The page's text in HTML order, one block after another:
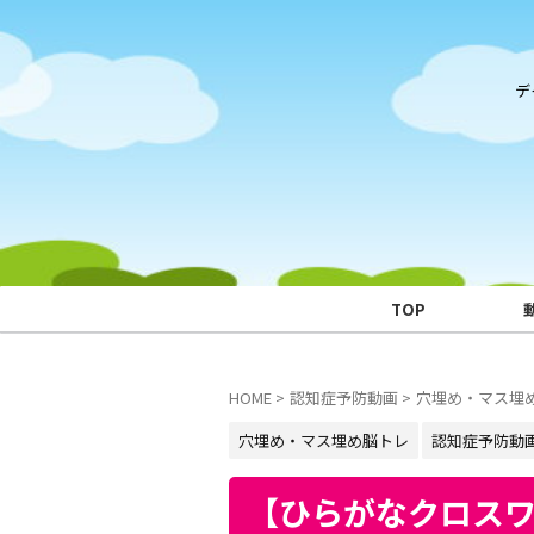
TOP
HOME > 認知症予防動画 > 穴埋め・マス埋
穴埋め・マス埋め脳トレ
認知症予防動
【ひらがなクロス